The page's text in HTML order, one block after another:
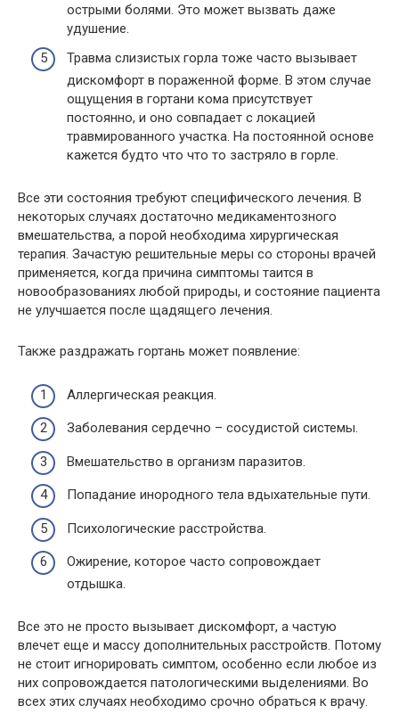
острыми болями. Это может вызвать даже
удушение.
Травма слизистых горла тоже часто вызывает
дискомфорт в пораженной форме. В этом случае
ощущения в гортани кома присутствует
постоянно, и оно совпадает с локацией
травмированного участка. На постоянной основе
кажется будто что что то застряло в горле.
Все эти состояния требуют специфического лечения. В
некоторых случаях достаточно медикаментозного
вмешательства, а порой необходима хирургическая
терапия. Зачастую решительные меры со стороны врачей
применяется, когда причина симптомы таится в
новообразованиях любой природы, и состояние пациента
не улучшается после щадящего лечения.
Также раздражать гортань может появление:
Аллергическая реакция.
Заболевания сердечно – сосудистой системы.
Вмешательство в организм паразитов.
Попадание инородного тела вдыхательные пути.
Психологические расстройства.
Ожирение, которое часто сопровождает
отдышка.
Все это не просто вызывает дискомфорт, а частую
влечет еще и массу дополнительных расстройств. Потому
не стоит игнорировать симптом, особенно если любое из
них сопровождается патологическими выделениями. Во
всех этих случаях необходимо срочно обраться к врачу.